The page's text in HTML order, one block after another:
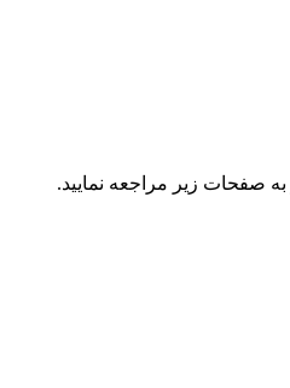
صفحات زیر مراجعه نمایید.